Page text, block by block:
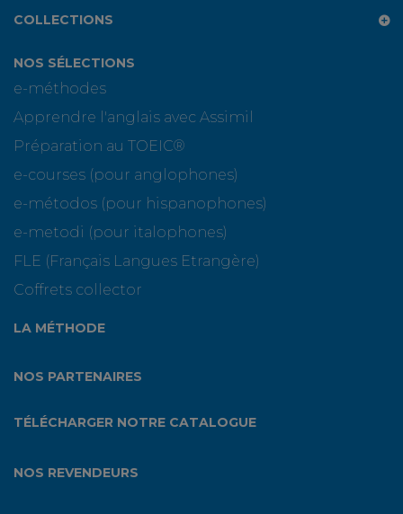
COLLECTIONS
NOS SÉLECTIONS
e-méthodes
Apprendre l'anglais avec Assimil
Préparation au TOEIC®
e-courses (pour anglophones)
e-métodos (pour hispanophones)
e-metodi (pour italophones)
FLE (Français Langues Etrangère)
Coffrets collector
LA MÉTHODE
NOS PARTENAIRES
TÉLÉCHARGER NOTRE CATALOGUE
NOS REVENDEURS